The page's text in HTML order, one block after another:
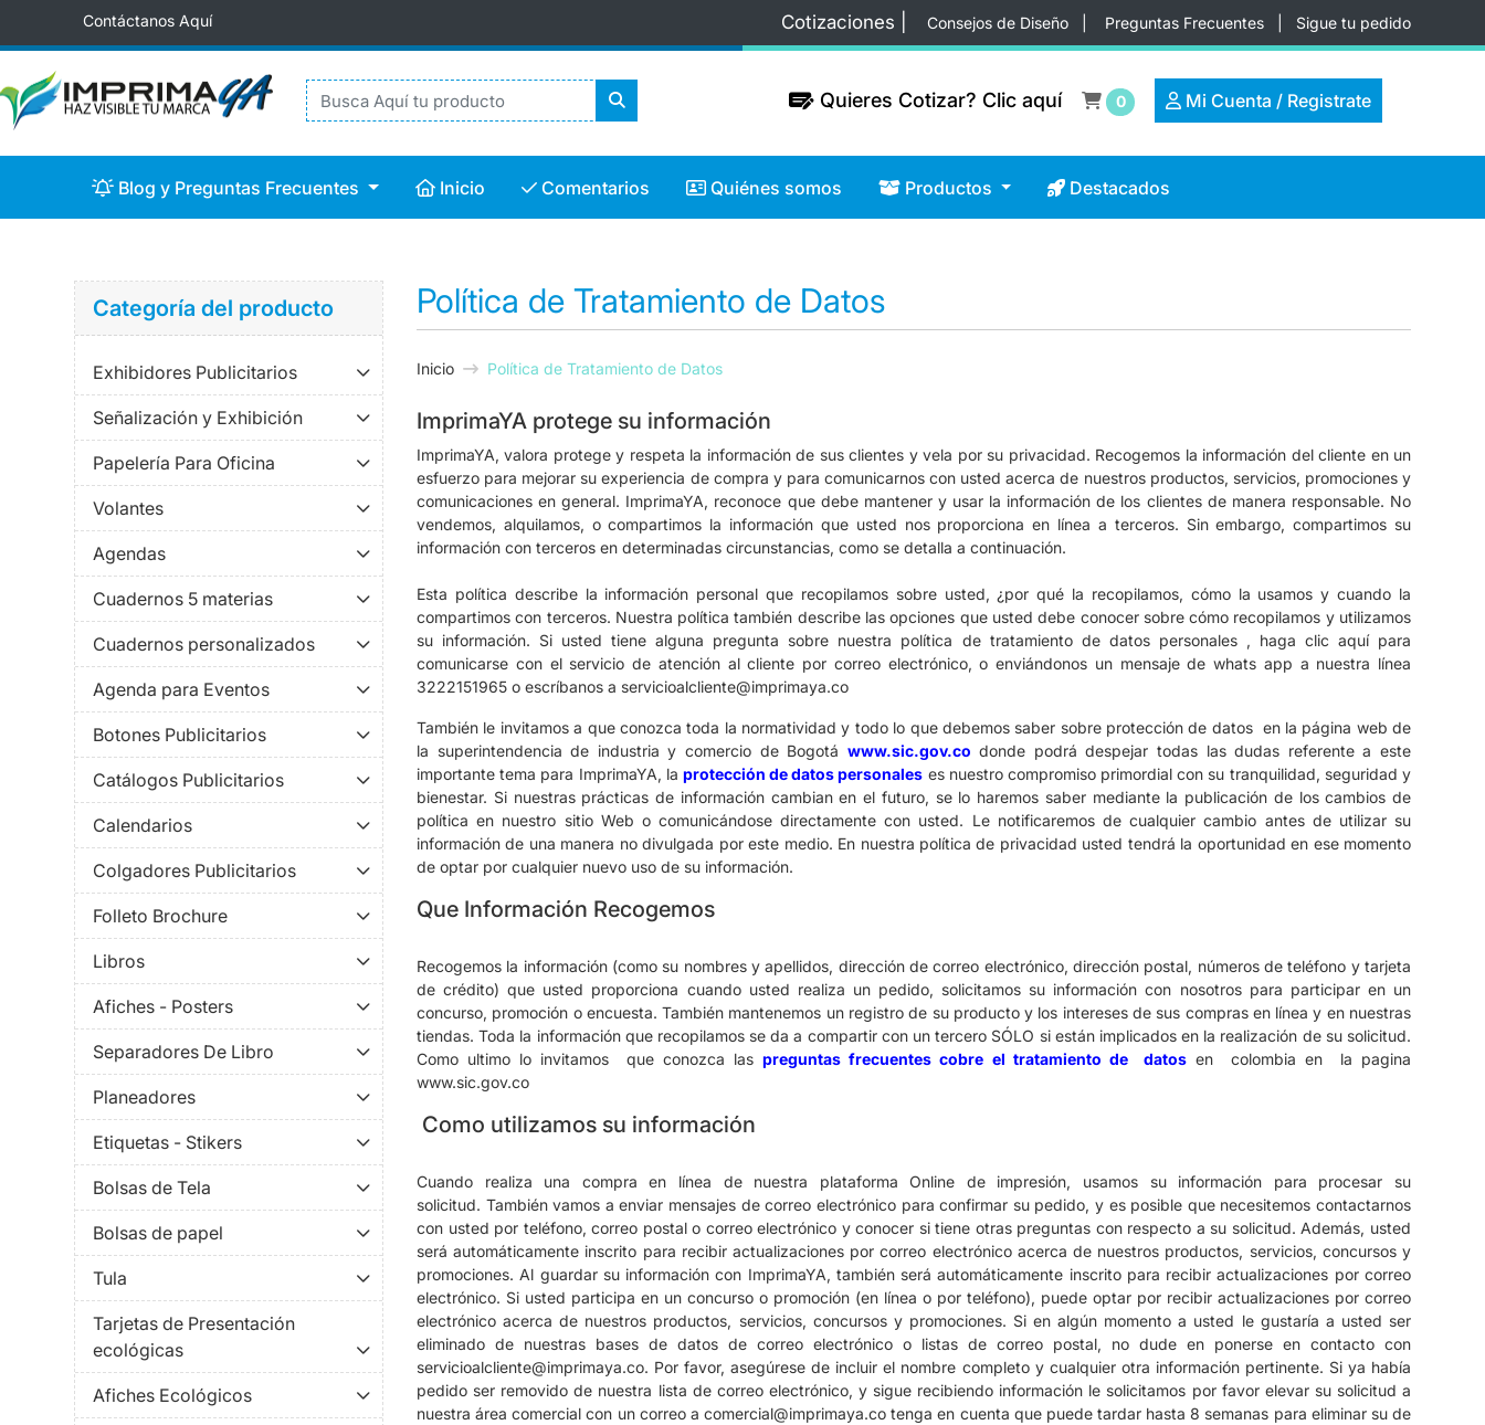
Contáctanos Aquí Cotizaciones | Consejos de Diseño Preguntas Frecuentes Sigue tu pedido
Quieres Cotizar? Clic aquí
Quieres Cotizar? Clic aquí 0 Mi Cuenta / Registrate
Mi Cuenta / Registrate
Blog y Preguntas Frecuentes
Blog y Preguntas Frecuentes Inicio
Inicio Comentarios
Comentarios Quiénes somos
Quiénes somos Productos
Productos Destacados
Destacados
Categoría del producto
Exhibidores Publicitarios
Señalización y Exhibición
Papelería Para Oficina
Volantes
Agendas
Cuadernos 5 materias
Cuadernos personalizados
Agenda para Eventos
Botones Publicitarios
Catálogos Publicitarios
Calendarios
Colgadores Publicitarios
Folleto Brochure
Libros
Afiches - Posters
Separadores De Libro
Planeadores
Etiquetas - Stikers
Bolsas de Tela
Bolsas de papel
Tula
Tarjetas de Presentación
ecológicas
Afiches Ecológicos
Política de Tratamiento de Datos
Inicio Política de Tratamiento de Datos
ImprimaYA protege su información
ImprimaYA, valora protege y respeta la información de sus clientes y vela por su privacidad. Recogemos la información del cliente en un
esfuerzo para mejorar su experiencia de compra y para comunicarnos con usted acerca de nuestros productos, servicios, promociones y
comunicaciones en general. ImprimaYA, reconoce que debe mantener y usar la información de los clientes de manera responsable. No
vendemos, alquilamos, o compartimos la información que usted nos proporciona en línea a terceros. Sin embargo, compartimos su
información con terceros en determinadas circunstancias, como se detalla a continuación.
Esta política describe la información personal que recopilamos sobre usted, ¿por qué la recopilamos, cómo la usamos y cuando la
compartimos con terceros. Nuestra política también describe las opciones que usted debe conocer sobre cómo recopilamos y utilizamos
su información. Si usted tiene alguna pregunta sobre nuestra política de tratamiento de datos personales , haga clic aquí para
comunicarse con el servicio de atención al cliente por correo electrónico, o enviándonos un mensaje de whats app a nuestra línea
3222151965 o escríbanos a servicioalcliente@imprimaya.co
También le invitamos a que conozca toda la normatividad y todo lo que debemos saber sobre protección de datos en la página web de
la superintendencia de industria y comercio de Bogotá www.sic.gov.co donde podrá despejar todas las dudas referente a este
importante tema para ImprimaYA, la protección de datos personales es nuestro compromiso primordial con su tranquilidad, seguridad y
bienestar. Si nuestras prácticas de información cambian en el futuro, se lo haremos saber mediante la publicación de los cambios de
política en nuestro sitio Web o comunicándose directamente con usted. Le notificaremos de cualquier cambio antes de utilizar su
información de una manera no divulgada por este medio. En nuestra política de privacidad usted tendrá la oportunidad en ese momento
de optar por cualquier nuevo uso de su información.
Que Información Recogemos
Recogemos la información (como su nombres y apellidos, dirección de correo electrónico, dirección postal, números de teléfono y tarjeta
de crédito) que usted proporciona cuando usted realiza un pedido, solicitamos su información con nosotros para participar en un
concurso, promoción o encuesta.También mantenemos un registro de su producto y los intereses de sus compras en línea y en nuestras
tiendas.Toda la información que recopilamos se da a compartir con un tercero SÓLO si están implicados en la realización de su solicitud.
Como ultimo lo invitamos que conozca laspreguntas frecuentes cobre el tratamiento de datosen colombia en la pagina
www.sic.gov.co
Como utilizamos su información
Cuando realiza una compra en línea de nuestra plataforma Online de impresión, usamos su información para procesar su
solicitud. También vamos a enviar mensajes de correo electrónico para confirmar su pedido, y es posible que necesitemos contactarnos
con usted por teléfono, correo postal o correo electrónico y conocer si tiene otras preguntas con respecto a su solicitud. Además, usted
será automáticamente inscrito para recibir actualizaciones por correo electrónico acerca de nuestros productos, servicios, concursos y
promociones. Al guardar su información con ImprimaYA, también será automáticamente inscrito para recibir actualizaciones por correo
electrónico. Si usted participa en un concurso o promoción (en línea o por teléfono), puede optar por recibir actualizaciones por correo
electrónico acerca de nuestros productos, servicios, concursos y promociones. Si en algún momento a usted le gustaría a usted ser
eliminado de nuestras bases de datos de correo electrónico o listas de correo postal, no dude en ponerse en contacto con
servicioalcliente@imprimaya.co. Por favor, asegúrese de incluir el nombre completo y cualquier otra información pertinente. Si ya había
pedido ser removido de nuestra lista de correo electrónico, y sigue recibiendo información le solicitamos por favor elevar su solicitud a
nuestra área comercial con un correo acomercial@imprimaya.co tenga en cuenta que puede tardar hasta 8 semanas para eliminar su de